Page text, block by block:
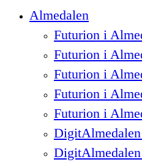
Menu
Almedalen
Futurion i
Futurion i
Futurion i
Futurion i
Futurion i